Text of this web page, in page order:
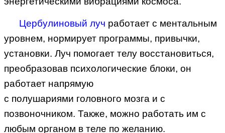
Цербулиновый луч работает с ментальным
уровнем, нормирует программы, привычки,
установки. Луч помогает телу восстановиться,
преобразовав психологические блоки, он
работает напрямую
с полушариями головного мозга и с
позвоночником. Также, можно работать им с
любым органом в теле по желанию.